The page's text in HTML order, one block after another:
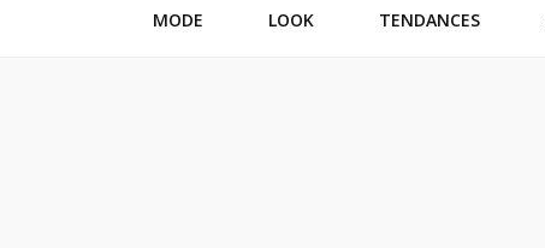
MODE LOOK TENDANCES